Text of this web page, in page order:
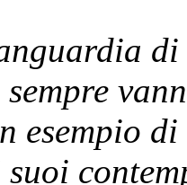
esempio